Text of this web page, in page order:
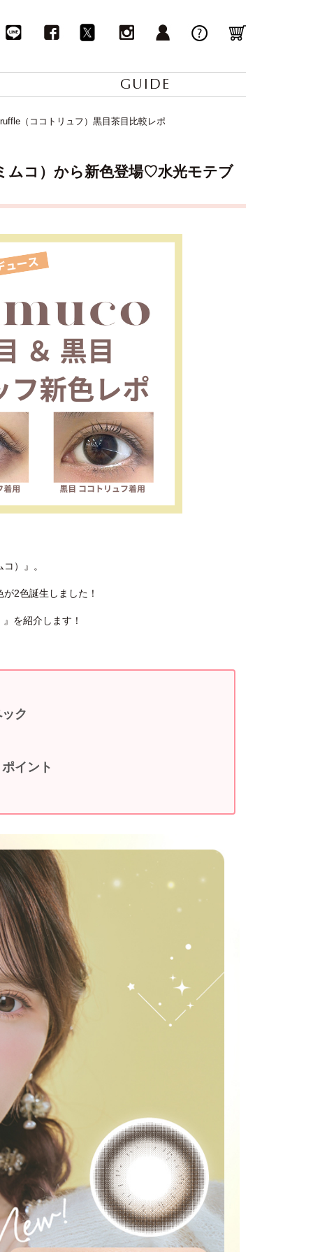
GUIDE
（ココトリュフ）黒目茶目比較レポ
ムコ）から新色登場♡水光モテブ
）』。
2色誕生しました！
を紹介します！
ク
イント